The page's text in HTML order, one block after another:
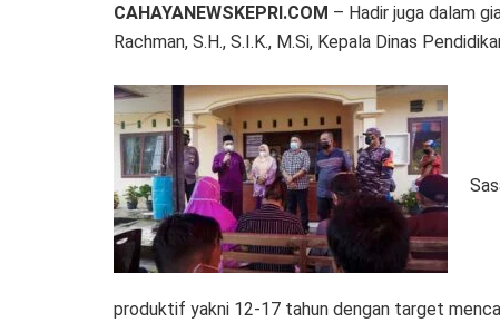
CAHAYANEWSKEPRI.COM – Hadir juga dalam
Rachman, S.H., S.I.K., M.Si, Kepala Dinas
produktif yakni 12-17 tahun dengan target